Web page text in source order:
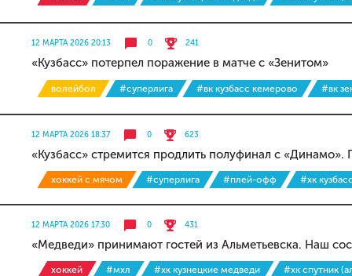
12 МАРТА 2026 20:13 0 241
«Кузбасс» потерпел поражение в матче с «Зенитом»
волейбол #суперлига #вк кузбасс кемерово #вк
12 МАРТА 2026 18:37 0 623
«Кузбасс» стремится продлить полуфинал с «Динамо».
хоккей с мячом #суперлига #плей-офф #хк
12 МАРТА 2026 17:30 0 431
«Медведи» принимают гостей из Альметьевска. Наш
хоккей #мхл #хк кузнецкие медведи #хк спутник